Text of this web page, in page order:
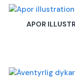
APOR